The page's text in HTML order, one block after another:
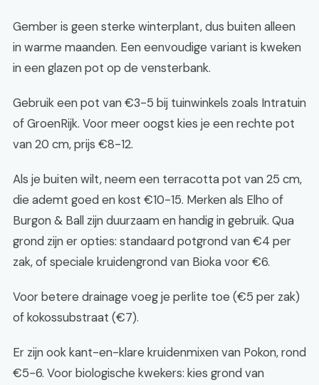
Gember is geen sterke winterplant, dus buiten alleen
in warme maanden. Een eenvoudige variant is kweken
in een glazen pot op de vensterbank.
Gebruik een pot van €3-5 bij tuinwinkels zoals Intratuin
of GroenRijk. Voor meer oogst kies je een rechte pot
van 20 cm, prijs €8-12.
Als je buiten wilt, neem een terracotta pot van 25 cm,
die ademt goed en kost €10-15. Merken als Elho of
Burgon & Ball zijn duurzaam en handig in gebruik. Qua
grond zijn er opties: standaard potgrond van €4 per
zak, of speciale kruidengrond van Bioka voor €6.
Voor betere drainage voeg je perlite toe (€5 per zak)
of kokossubstraat (€7).
Er zijn ook kant-en-klare kruidenmixen van Pokon, rond
€5-6. Voor biologische kwekers: kies grond van